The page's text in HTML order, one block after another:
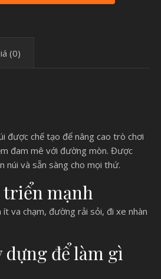
(0)
được chế tạo để nâng cao trò chơi
đam mê với đường mòn. Được
núi và sẵn sàng cho mọi thứ.
triển mạnh
va chạm, đường rải sỏi, đi xe nhàn
dựng để làm gì